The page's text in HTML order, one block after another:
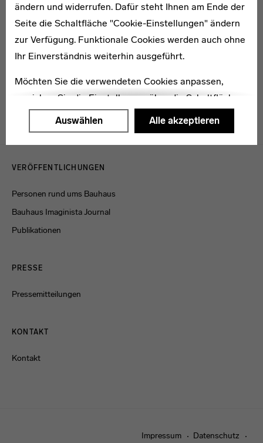
ändern und widerrufen. Dafür steht Ihnen am Ende der
Seite die Schaltfläche "Cookie-Einstellungen" ändern
zur Verfügung. Funktionale Cookies werden auch ohne
Ihr Einverständnis weiterhin ausgeführt.
Möchten Sie die verwendeten Cookies anpassen,
erreichen Sie die Einstellungen über die Schaltfläche
"Auswählen".
Auswählen Alle akzeptieren
Elsa Jäck
1903–1940
VERÖFFENTLICHUNGEN
Personen rund ums Bauhaus
Bauhaus Imaginista Journal
Publikationen
PRESSE
Pressemitteilungen
KONTAKT
Kontakt
Impressum Datenschutz